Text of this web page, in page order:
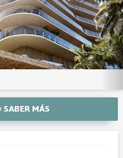
MÁS